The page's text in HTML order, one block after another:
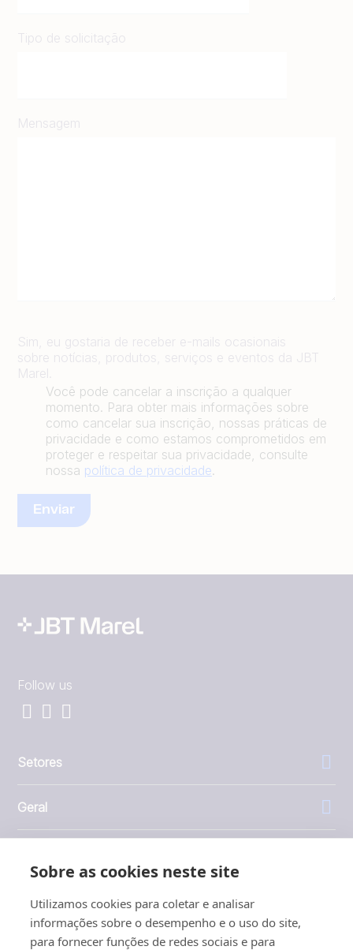
Sobre as cookies neste site
Utilizamos cookies para coletar e analisar
informações sobre o desempenho e o uso do site,
para fornecer funções de redes sociais e para
Tipo de solicitação
Mensagem
Sim, eu gostaria de receber e-mails ocasionais
sobre notícias, produtos, serviços e eventos da JBT
Marel.
Você pode cancelar a inscrição a qualquer
momento. Para obter mais informações sobre
como cancelar sua inscrição, nossas práticas de
privacidade e como estamos comprometidos em
proteger e respeitar sua privacidade, consulte
nossa política de privacidade.
Follow us
Setores
Geral
Investidores